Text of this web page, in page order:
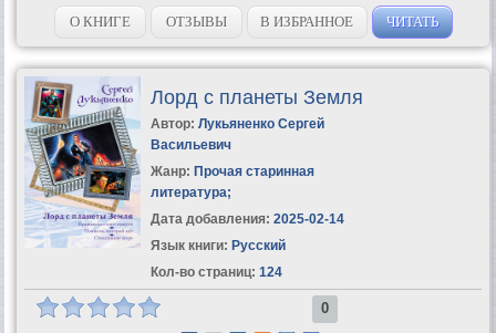
О КНИГЕ ОТЗЫВЫ В ИЗБРАННОЕ ЧИТАТЬ
Лорд с планеты Земля
Автор: Лукьяненко Сергей
Васильевич
Жанр: Прочая старинная
литература;
Дата добавления: 2025-02-14
Язык книги: Русский
Кол-во страниц: 124
0